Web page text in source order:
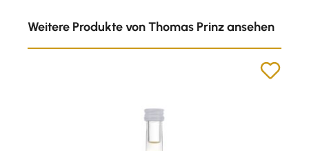
Weitere Produkte von Thomas Prinz ansehen